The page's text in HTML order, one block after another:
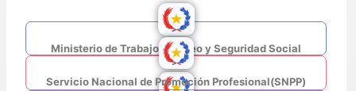
Ministerio de Trabajo, Empleo y Seguridad Social
Servicio Nacional de Promoción Profesional(SNPP)